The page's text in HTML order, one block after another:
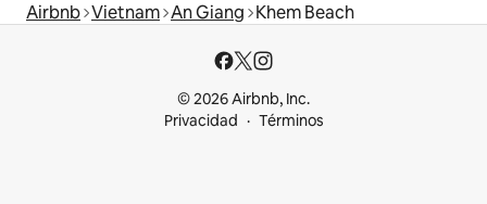
Airbnb Vietnam An Giang Khem Beach
© 2026 Airbnb, Inc.
Privacidad
Términos